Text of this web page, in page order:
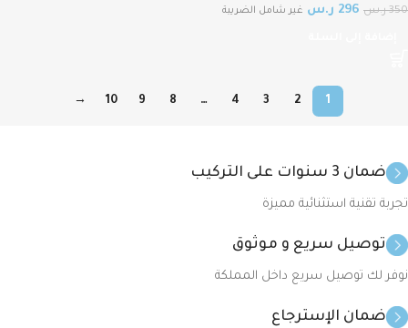
Illumination Fixed-focal Bullet
350 ر.س 296 ر.س غير شامل الضريبة
1
2
3
4
…
8
9
10
→
ضمان 3 سنوات على التركيب
تجربة تقنية استثنائية مميزة
توصيل سريع و موثوق
نوفر لك توصيل سريع داخل المملكة
ضمان الإسترجاع